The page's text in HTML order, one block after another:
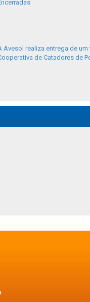
Avesol realiza entrega de um
de Catadores de